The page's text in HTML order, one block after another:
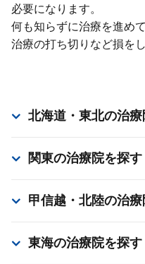
必要になります。
何も知らずに治療を進め
治療の打ち切りなど損を
北海道・東北の治
関東の治療院を探す
甲信越・北陸の治
東海の治療院を探す